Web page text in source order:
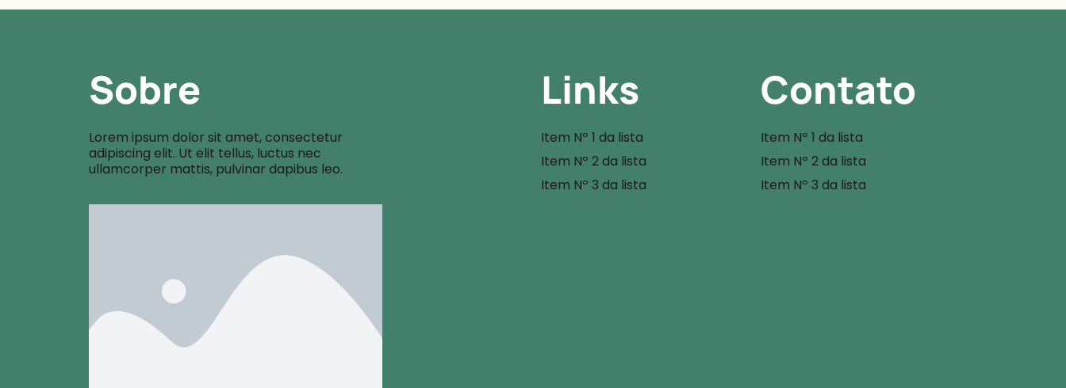
Sobre
Lorem ipsum dolor sit amet, consectetur
adipiscing elit. Ut elit tellus, luctus nec
ullamcorper mattis, pulvinar dapibus leo.
Links
Item Nº 1 da lista
Item Nº 2 da lista
Item Nº 3 da lista
Contato
Item Nº 1 da lista
Item Nº 2 da lista
Item Nº 3 da lista